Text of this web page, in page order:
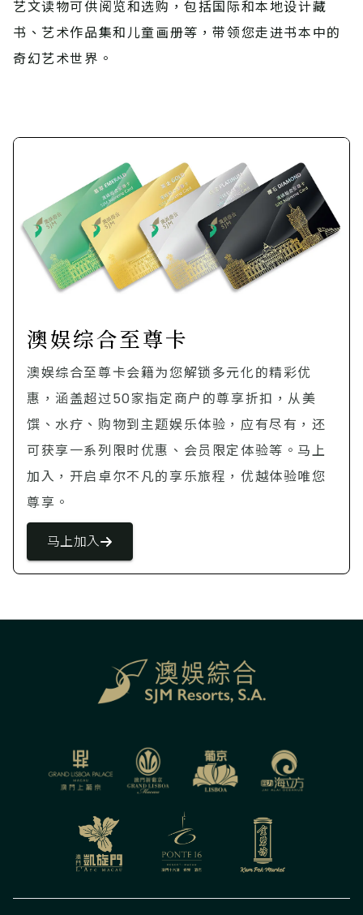
艺文读物可供阅览和选购，包括国际和本地设计藏
书、艺术作品集和儿童画册等，带领您走进书本中的
奇幻艺术世界。
澳娱综合至尊卡
澳娱综合至尊卡会籍为您解锁多元化的精彩优
惠，涵盖超过50家指定商户的尊享折扣，从美
馔、水疗、购物到主题娱乐体验，应有尽有，还
可获享一系列限时优惠、会员限定体验等。马上
加入，开启卓尔不凡的享乐旅程，优越体验唯您
尊享。
马上加入